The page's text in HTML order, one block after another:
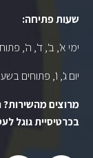
שעות פתיחה:
ימי א', ב', ד', ה', פתוחים
יום ג', ו', פתוחים בשעות 9:00-
מרוצים מהשירות?
בכרטיסיית גוגל